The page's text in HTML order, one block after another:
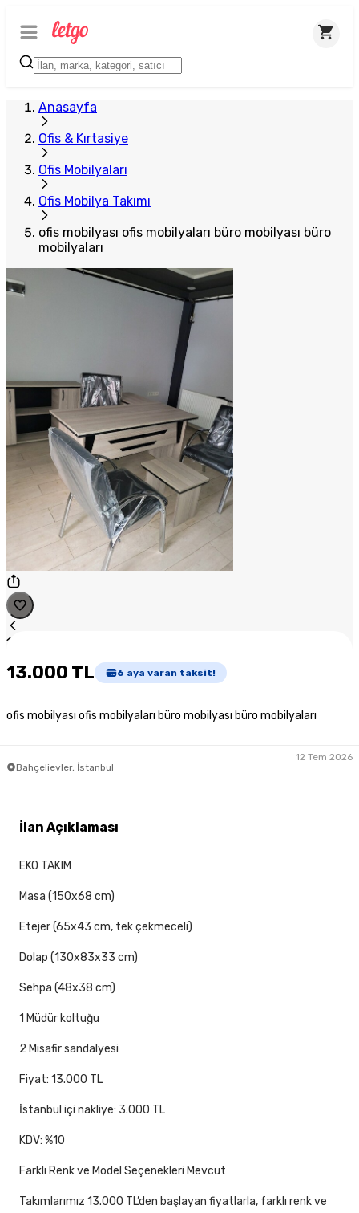
Anasayfa
Ofis & Kırtasiye
Ofis Mobilyaları
Ofis Mobilya Takımı
ofis mobilyası ofis mobilyaları büro mobilyası büro
mobilyaları
1
13.000 TL 6 aya varan taksit!
ofis mobilyası ofis mobilyaları büro mobilyası büro mobilyaları
Bahçelievler, İstanbul
12 Tem 2026
İlan Açıklaması
EKO TAKIM
Masa (150x68 cm)
Etejer (65x43 cm, tek çekmeceli)
Dolap (130x83x33 cm)
Sehpa (48x38 cm)
1 Müdür koltuğu
2 Misafir sandalyesi
Fiyat: 13.000 TL
İstanbul içi nakliye: 3.000 TL
KDV: %10
Farklı Renk ve Model Seçenekleri Mevcut
Takımlarımız 13.000 TL’den başlayan fiyatlarla, farklı renk ve